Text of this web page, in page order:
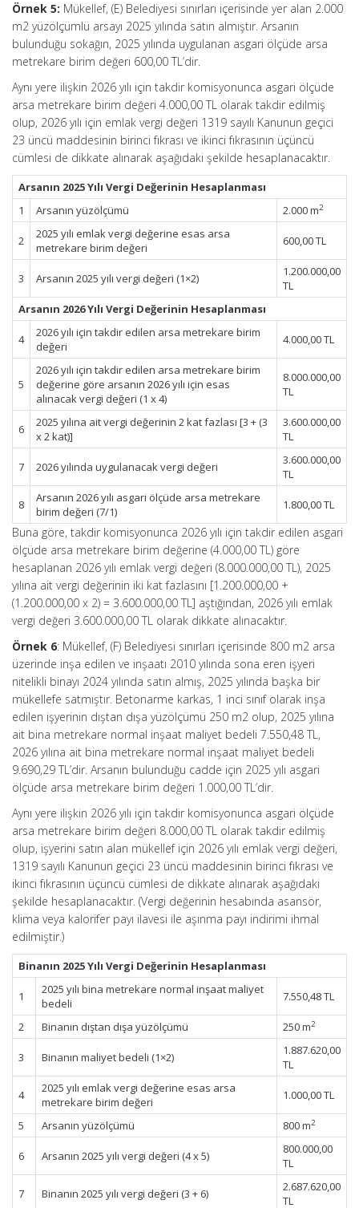
Örnek 5: Mükellef, (E) Belediyesi sınırları içerisinde yer alan 2.000
m2 yüzölçümlü arsayı 2025 yılında satın almıştır. Arsanın
bulunduğu sokağın, 2025 yılında uygulanan asgari ölçüde arsa
metrekare birim değeri 600,00 TL’dir.
Aynı yere ilişkin 2026 yılı için takdir komisyonunca asgari ölçüde
arsa metrekare birim değeri 4.000,00 TL olarak takdir edilmiş
olup, 2026 yılı için emlak vergi değeri 1319 sayılı Kanunun geçici
23 üncü maddesinin birinci fıkrası ve ikinci fıkrasının üçüncü
cümlesi de dikkate alınarak aşağıdaki şekilde hesaplanacaktır.
Arsanın 2025 Yılı Vergi Değerinin Hesaplanması
1
Arsanın yüzölçümü 2.000 m2
2
2025 yılı emlak vergi değerine esas arsa
metrekare birim değeri
600,00 TL
3 Arsanın 2025 yılı vergi değeri (1×2)
1.200.000,00
TL
Arsanın 2026 Yılı Vergi Değerinin Hesaplanması
4
2026 yılı için takdir edilen arsa metrekare birim
değeri
4.000,00 TL
5
2026 yılı için takdir edilen arsa metrekare birim
değerine göre arsanın 2026 yılı için esas
alınacak vergi değeri (1 x 4)
8.000.000,00
TL
6
2025 yılına ait vergi değerinin 2 kat fazlası [3 + (3
x 2 kat)]
3.600.000,00
TL
7 2026 yılında uygulanacak vergi değeri
3.600.000,00
TL
8
Arsanın 2026 yılı asgari ölçüde arsa metrekare
birim değeri (7/1)
1.800,00 TL
Buna göre, takdir komisyonunca 2026 yılı için takdir edilen asgari
ölçüde arsa metrekare birim değerine (4.000,00 TL) göre
hesaplanan 2026 yılı emlak vergi değeri (8.000.000,00 TL), 2025
yılına ait vergi değerinin iki kat fazlasını [1.200.000,00 +
(1.200.000,00 x 2) = 3.600.000,00 TL] aştığından, 2026 yılı emlak
vergi değeri 3.600.000,00 TL olarak dikkate alınacaktır.
Örnek 6: Mükellef, (F) Belediyesi sınırları içerisinde 800 m2 arsa
üzerinde inşa edilen ve inşaatı 2010 yılında sona eren işyeri
nitelikli binayı 2024 yılında satın almış, 2025 yılında başka bir
mükellefe satmıştır. Betonarme karkas, 1 inci sınıf olarak inşa
edilen işyerinin dıştan dışa yüzölçümü 250 m2 olup, 2025 yılına
ait bina metrekare normal inşaat maliyet bedeli 7.550,48 TL,
2026 yılına ait bina metrekare normal inşaat maliyet bedeli
9.690,29 TL’dir. Arsanın bulunduğu cadde için 2025 yılı asgari
ölçüde arsa metrekare birim değeri 1.000,00 TL’dir.
Aynı yere ilişkin 2026 yılı için takdir komisyonunca asgari ölçüde
arsa metrekare birim değeri 8.000,00 TL olarak takdir edilmiş
olup, işyerini satın alan mükellef için 2026 yılı emlak vergi değeri,
1319 sayılı Kanunun geçici 23 üncü maddesinin birinci fıkrası ve
ikinci fıkrasının üçüncü cümlesi de dikkate alınarak aşağıdaki
şekilde hesaplanacaktır. (Vergi değerinin hesabında asansör,
klima veya kalorifer payı ilavesi ile aşınma payı indirimi ihmal
edilmiştir.)
Binanın 2025 Yılı Vergi Değerinin Hesaplanması
1
2025 yılı bina metrekare normal inşaat maliyet
bedeli
7.550,48 TL
2 Binanın dıştan dışa yüzölçümü 250 m2
3 Binanın maliyet bedeli (1×2)
1.887.620,00
TL
4
2025 yılı emlak vergi değerine esas arsa
metrekare birim değeri
1.000,00 TL
5 Arsanın yüzölçümü 800 m2
6 Arsanın 2025 yılı vergi değeri (4 x 5)
800.000,00
TL
7 Binanın 2025 yılı vergi değeri (3 + 6)
2.687.620,00
TL